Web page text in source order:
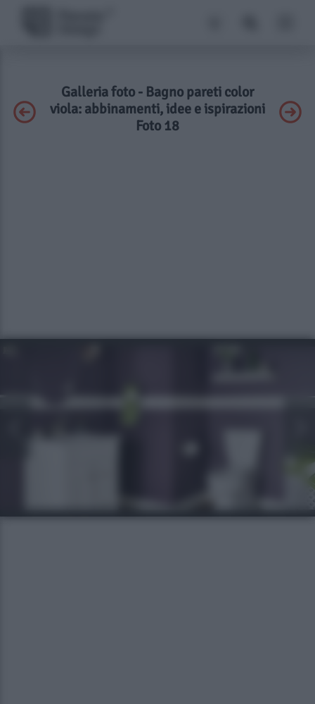
Galleria foto - Bagno pareti color
viola: abbinamenti, idee e ispirazioni
Foto 18